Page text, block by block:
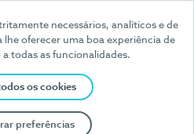
necessários, analíticos e de
oferecer uma boa experiência de
a todas as funcionalidades.
os cookies
preferências